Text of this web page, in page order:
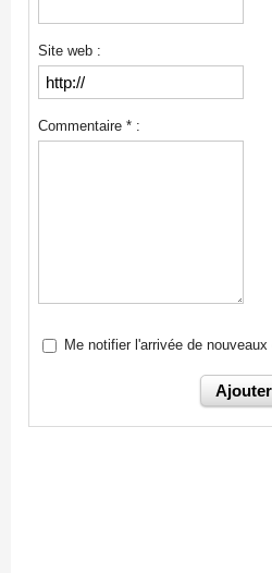
Site web :
Commentaire * :
Me notifier l'arrivée de